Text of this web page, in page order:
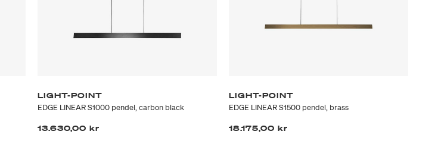
LIGHT-POINT
EDGE LINEAR S1000 pendel, carbon black
13.630,00 kr
LIGHT-POINT
EDGE LINEAR S1500 pendel, brass
18.175,00 kr